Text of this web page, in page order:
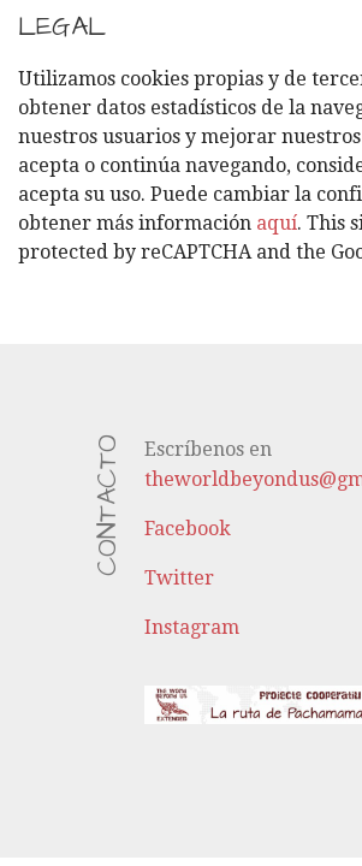
T
E
G
O
R
Í
A
S
LEGAL
Utilizamos cookies propias y de
obtener datos estadísticos de la
nuestros usuarios y mejorar
acepta o continúa navegando,
acepta su uso. Puede cambiar la
obtener más información aquí. This
protected by reCAPTCHA and the
CONTACTO
Escríbenos en
Facebook
Twitter
Instagram